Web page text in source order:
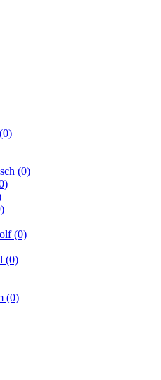
(0)
(0)
(0)
(0)